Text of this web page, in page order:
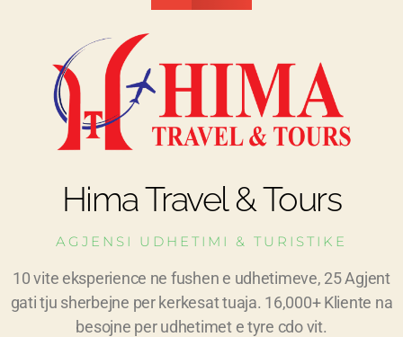
Hima Travel & Tours
AGJENSI UDHETIMI & TURISTIKE
10 vite eksperience ne fushen e udhetimeve, 25 Agjent
gati tju sherbejne per kerkesat tuaja. 16,000+ Kliente na
besojne per udhetimet e tyre cdo vit.